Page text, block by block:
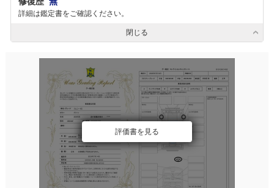
詳細は鑑定書をご確認ください。
閉じる
評価書を見る